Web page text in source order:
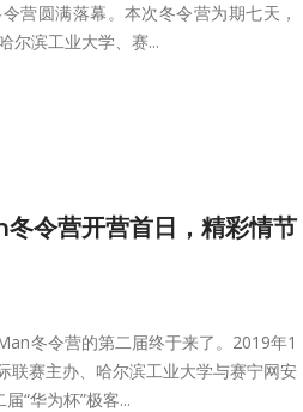
营圆满落幕。本次冬令营为期七天，
尔滨工业大学、赛...
令营开营首日，精彩情节
冬令营的第二届终于来了。2019年1
联赛主办、哈尔滨工业大学与赛宁网安
“华为杯”极客...